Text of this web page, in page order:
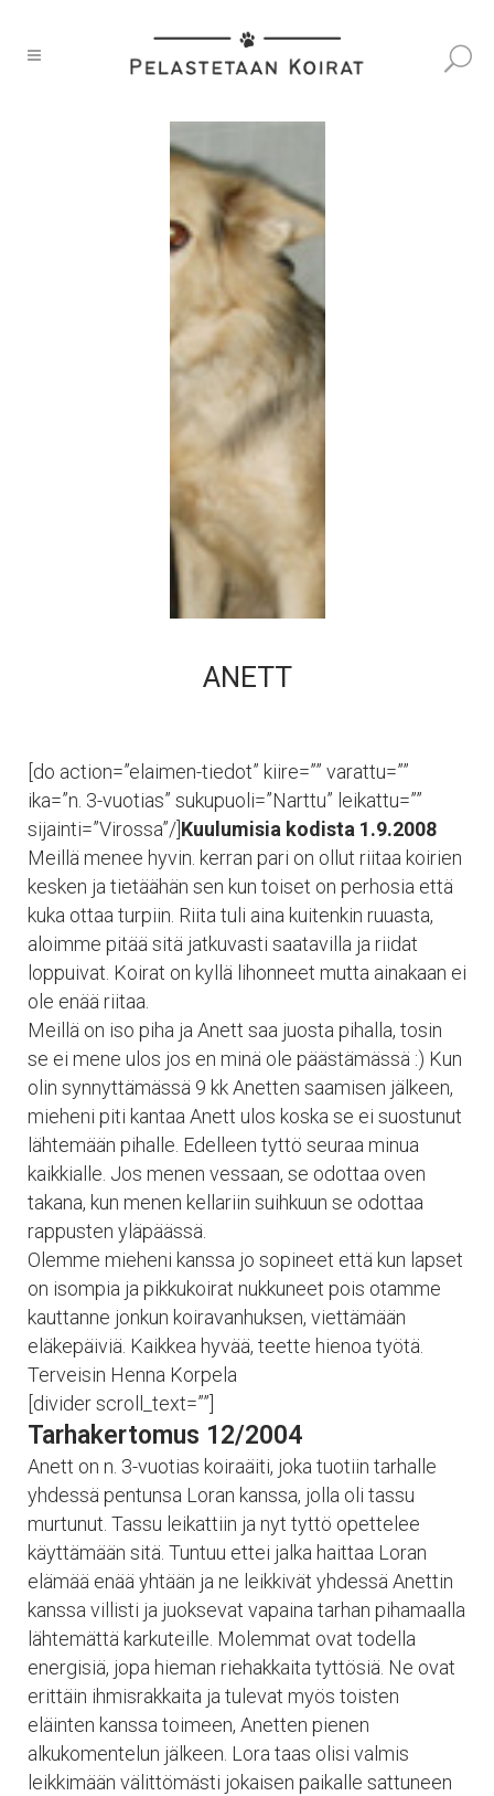
ANETT
[do action=”elaimen-tiedot” kiire=”” varattu=””
ika=”n. 3-vuotias” sukupuoli=”Narttu” leikattu=””
sijainti=”Virossa”/] Kuulumisia kodista 1.9.2008
Meillä menee hyvin. kerran pari on ollut riitaa koirien
kesken ja tietäähän sen kun toiset on perhosia että
kuka ottaa turpiin. Riita tuli aina kuitenkin ruuasta,
aloimme pitää sitä jatkuvasti saatavilla ja riidat
loppuivat. Koirat on kyllä lihonneet mutta ainakaan ei
ole enää riitaa.
Meillä on iso piha ja Anett saa juosta pihalla, tosin
se ei mene ulos jos en minä ole päästämässä :) Kun
olin synnyttämässä 9 kk Anetten saamisen jälkeen,
mieheni piti kantaa Anett ulos koska se ei suostunut
lähtemään pihalle. Edelleen tyttö seuraa minua
kaikkialle. Jos menen vessaan, se odottaa oven
takana, kun menen kellariin suihkuun se odottaa
rappusten yläpäässä.
Olemme mieheni kanssa jo sopineet että kun lapset
on isompia ja pikkukoirat nukkuneet pois otamme
kauttanne jonkun koiravanhuksen, viettämään
eläkepäiviä. Kaikkea hyvää, teette hienoa työtä.
Terveisin Henna Korpela
[divider scroll_text=””]
Tarhakertomus 12/2004
Anett on n. 3-vuotias koiraäiti, joka tuotiin tarhalle
yhdessä pentunsa Loran kanssa, jolla oli tassu
murtunut. Tassu leikattiin ja nyt tyttö opettelee
käyttämään sitä. Tuntuu ettei jalka haittaa Loran
elämää enää yhtään ja ne leikkivät yhdessä Anettin
kanssa villisti ja juoksevat vapaina tarhan pihamaalla
lähtemättä karkuteille. Molemmat ovat todella
energisiä, jopa hieman riehakkaita tyttösiä. Ne ovat
erittäin ihmisrakkaita ja tulevat myös toisten
eläinten kanssa toimeen, Anetten pienen
alkukomentelun jälkeen. Lora taas olisi valmis
leikkimään välittömästi jokaisen paikalle sattuneen